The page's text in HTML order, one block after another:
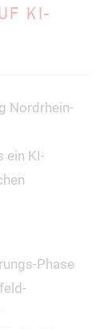
KI-
Nordrhein-
ein KI-
Phase